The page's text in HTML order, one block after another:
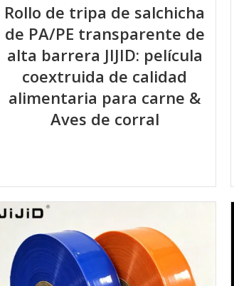
Rollo de tripa de salchicha
de PA/PE transparente de
alta barrera JIJID: película
coextruida de calidad
alimentaria para carne &
Aves de corral